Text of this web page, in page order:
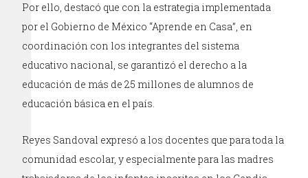
Por ello, destacó que con la estrategia implementada
por el Gobierno de México “Aprende en Casa”, en
coordinación con los integrantes del sistema
educativo nacional, se garantizó el derecho a la
educación de más de 25 millones de alumnos de
educación básica en el país.
Reyes Sandoval expresó a los docentes que para toda la
comunidad escolar, y especialmente para las madres